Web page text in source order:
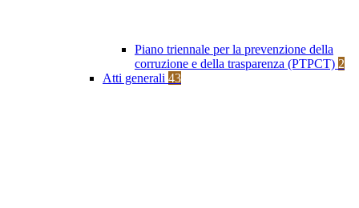
Piano triennale per la prevenzione della
corruzione e della trasparenza (PTPCT) 2
Atti generali 43